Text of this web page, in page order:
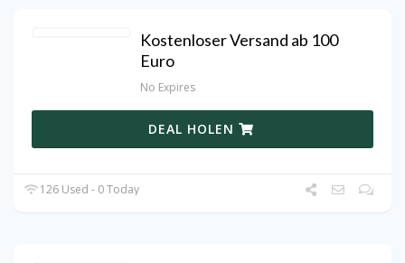
Kostenloser Versand ab 100
Euro
No Expires
DEAL HOLEN
126 Used - 0 Today